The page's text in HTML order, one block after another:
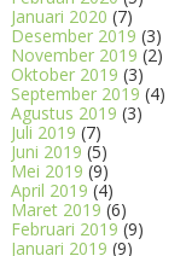
Januari 2020 (7)
Desember 2019 (3)
November 2019 (2)
Oktober 2019 (3)
September 2019 (4)
Agustus 2019 (3)
Juli 2019 (7)
Juni 2019 (5)
Mei 2019 (9)
April 2019 (4)
Maret 2019 (6)
Februari 2019 (9)
Januari 2019 (9)